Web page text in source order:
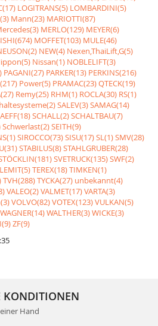
LOGITRANS(5) LOMBARDINI(5)
Mann(23) MARIOTTI(87)
MERLO(129) MEYER(6)
MOFFET(103) MULE(46)
NEW(4) Nexen,ThaiLift,G(5)
Nissan(1) NOBLELIFT(3)
PAGANI(27) PARKER(13) PERKINS(216)
Power(5) PRAMAC(23)QTECK(19)
Remy(25) RHM(1) ROCLA(30) RS(1)
SALEV(3)SAMAG(14)
SCHALL(2)SCHALTBAU(7)
Schwerlast(2)SEITH(9)
SIROCCO(73)SISU(17)SL(1)SMV(28)
STABILUS(8)STAHLGRUBER(28)
SVETRUCK(135)SWF(2)
TEREX(18)TIMKEN(1)
TVH(288)TYCKA(27) unbekannt(4)
VALEO(2)VALMET(17)VARTA(3)
VOLVO(82)VOTEX(123)VULKAN(5)
WAGNER(14)WALTHER(3)WICKE(3)
ZF(9)
KONDITIONEN
einer Hand